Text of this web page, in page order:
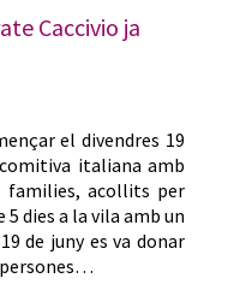
Caccivio ja
el divendres 19
italiana amb
families, acollits per
5 dies a la vila amb un
de juny es va donar
persones…